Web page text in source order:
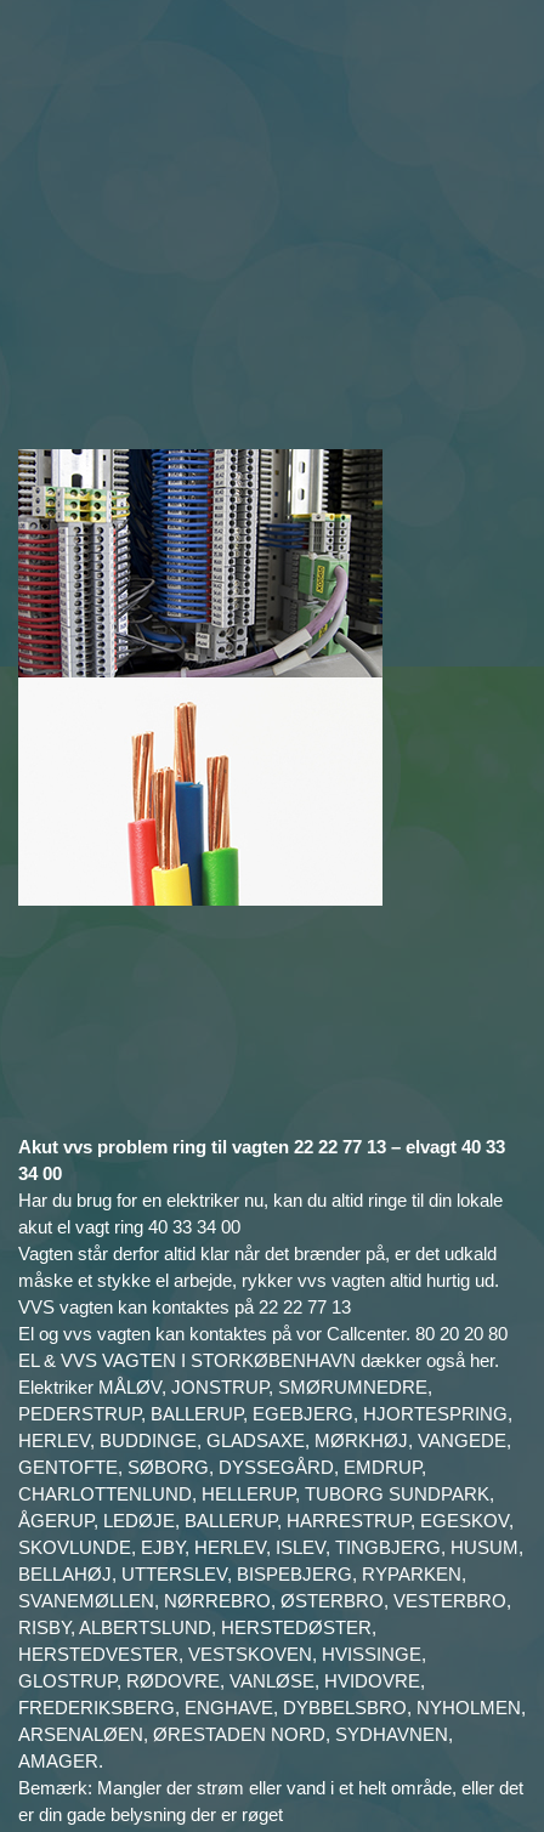
Akut vvs problem ring til vagten 22 22 77 13 – elvagt 40 33
34 00
Har du brug for en elektriker nu, kan du altid ringe til din lokale
akut el vagt ring 40 33 34 00
Vagten står derfor altid klar når det brænder på, er det udkald
måske et stykke el arbejde, rykker vvs vagten altid hurtig ud.
VVS vagten kan kontaktes på 22 22 77 13
El og vvs vagten kan kontaktes på vor Callcenter. 80 20 20 80
EL & VVS VAGTEN I STORKØBENHAVN dækker også her.
Elektriker MÅLØV, JONSTRUP, SMØRUMNEDRE,
PEDERSTRUP, BALLERUP, EGEBJERG, HJORTESPRING,
HERLEV, BUDDINGE, GLADSAXE, MØRKHØJ, VANGEDE,
GENTOFTE, SØBORG, DYSSEGÅRD, EMDRUP,
CHARLOTTENLUND, HELLERUP, TUBORG SUNDPARK,
ÅGERUP, LEDØJE, BALLERUP, HARRESTRUP, EGESKOV,
SKOVLUNDE, EJBY, HERLEV, ISLEV, TINGBJERG, HUSUM,
BELLAHØJ, UTTERSLEV, BISPEBJERG, RYPARKEN,
SVANEMØLLEN, NØRREBRO, ØSTERBRO, VESTERBRO,
RISBY, ALBERTSLUND, HERSTEDØSTER,
HERSTEDVESTER, VESTSKOVEN, HVISSINGE,
GLOSTRUP, RØDOVRE, VANLØSE, HVIDOVRE,
FREDERIKSBERG, ENGHAVE, DYBBELSBRO, NYHOLMEN,
ARSENALØEN, ØRESTADEN NORD, SYDHAVNEN,
AMAGER.
Bemærk: Mangler der strøm eller vand i et helt område, eller det
er din gade belysning der er røget